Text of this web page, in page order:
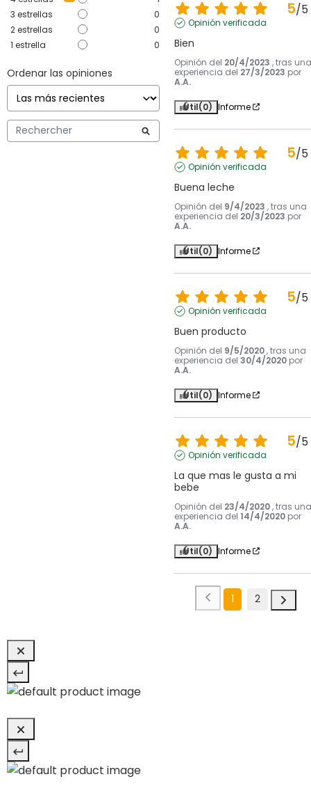
3 estrellas
0
2estrellas
0
1 estrella 0
Ordenar las opiniones
5/5
Opinión verificada
Bien
Opinión del 20/4/2023 , tras una
experiencia del 27/3/2023 por
A.A.
Útil(0) Informe
5/5
Opinión verificada
Buena leche
Opinión del 9/4/2023 , tras una
experiencia del 20/3/2023 por
A.A.
Útil(0) Informe
5/5
Opinión verificada
Buen producto
Opinión del 9/5/2020 , tras una
experiencia del 30/4/2020 por
A.A.
Útil(0) Informe
5/5
Opinión verificada
La que mas le gusta a mi
bebe
Opinión del 23/4/2020 , tras una
experiencia del 14/4/2020 por
A.A.
Útil(0) Informe
1 2